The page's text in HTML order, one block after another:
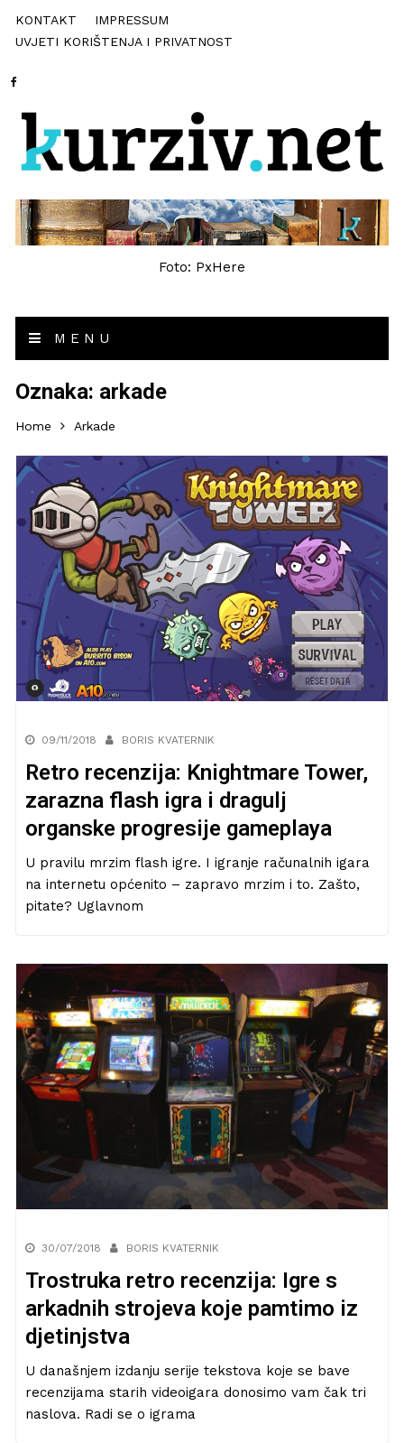
KONTAKT
IMPRESSUM
UVJETI KORIŠTENJA I PRIVATNOST
Foto: PxHere
MENU
Oznaka: arkade
Home Arkade
09/11/2018 BORIS KVATERNIK
Retro recenzija: Knightmare Tower,
zarazna flash igra i dragulj
organske progresije gameplaya
U pravilu mrzim flash igre. I igranje računalnih igara
na internetu općenito – zapravo mrzim i to. Zašto,
pitate? Uglavnom
30/07/2018 BORIS KVATERNIK
Trostruka retro recenzija: Igre s
arkadnih strojeva koje pamtimo iz
djetinjstva
U današnjem izdanju serije tekstova koje se bave
recenzijama starih videoigara donosimo vam čak tri
naslova. Radi se o igrama